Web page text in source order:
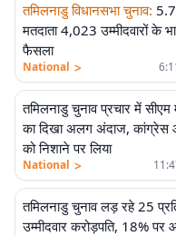
तमिलनाडु विधानसभा चुनाव:
मतदाता 4,023 उम्मीदवारों के
फैसला
National >
तमिलनाडु चुनाव प्रचार में सीएम
का दिखा अलग अंदाज,
को निशाने पर लिया
National >
तमिलनाडु चुनाव लड़ रहे 25
उम्मीदवार करोड़पति, 18% पर